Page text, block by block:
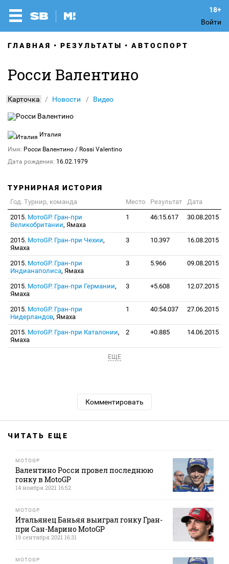
Войти
ГЛАВНАЯ РЕЗУЛЬТАТЫ АВТОСПОРТ
Росси Валентино
Карточка Новости Видео
Италия
Имя: Росси Валентино / Rossi Valentino
Дата рождения: 16.02.1979
ТУРНИРНАЯ ИСТОРИЯ
Год. Турнир, команда Место Результат
Дата
2015. МотоGP. Гран-при
Великобритании, Ямаха
1 46:15.617 30.08.2015
2015. МотоGP. Гран-при Чехии,
Ямаха
3 10.397 16.08.2015
2015. МотоGP. Гран-при
Индианаполиса, Ямаха
3 5.966 09.08.2015
2015. МотоGP. Гран-при Германии,
Ямаха
3 +5.608 12.07.2015
2015. МотоGP. Гран-при
Нидерландов, Ямаха
1 40:54.037 27.06.2015
2015. МотоGP. Гран-при Каталонии,
Ямаха
2 +0.885 14.06.2015
ЕЩЕ
Комментировать
ЧИТАТЬ ЕЩЕ
MOTOGP
Валентино Росси провел последнюю
гонку в MotoGP
14 ноября 2021 16:52
MOTOGP
Итальянец Баньяя выиграл гонку Гран-
при Сан-Марино MotoGP
19 сентября 2021 16:31
MOTOGP